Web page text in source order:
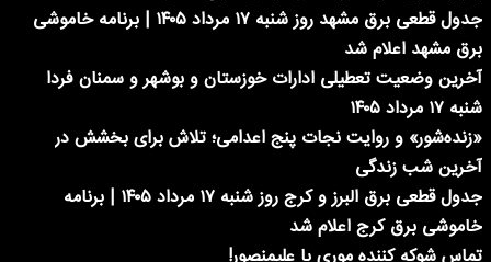
جدول قطعی برق مشهد روز شنبه ۱۷ مرداد ۱۴۰۵ | برنامه خاموشی
برق مشهد اعلام شد
آخرین وضعیت تعطیلی ادارات خوزستان و بوشهر و سمنان فردا
شنبه ۱۷ مرداد ۱۴۰۵
«زنده‌شور» و روایت نجات پنج اعدامی؛ تلاش برای بخشش در
آخرین شب زندگی
جدول قطعی برق البرز و کرج روز شنبه ۱۷ مرداد ۱۴۰۵ | برنامه
خاموشی برق کرج اعلام شد